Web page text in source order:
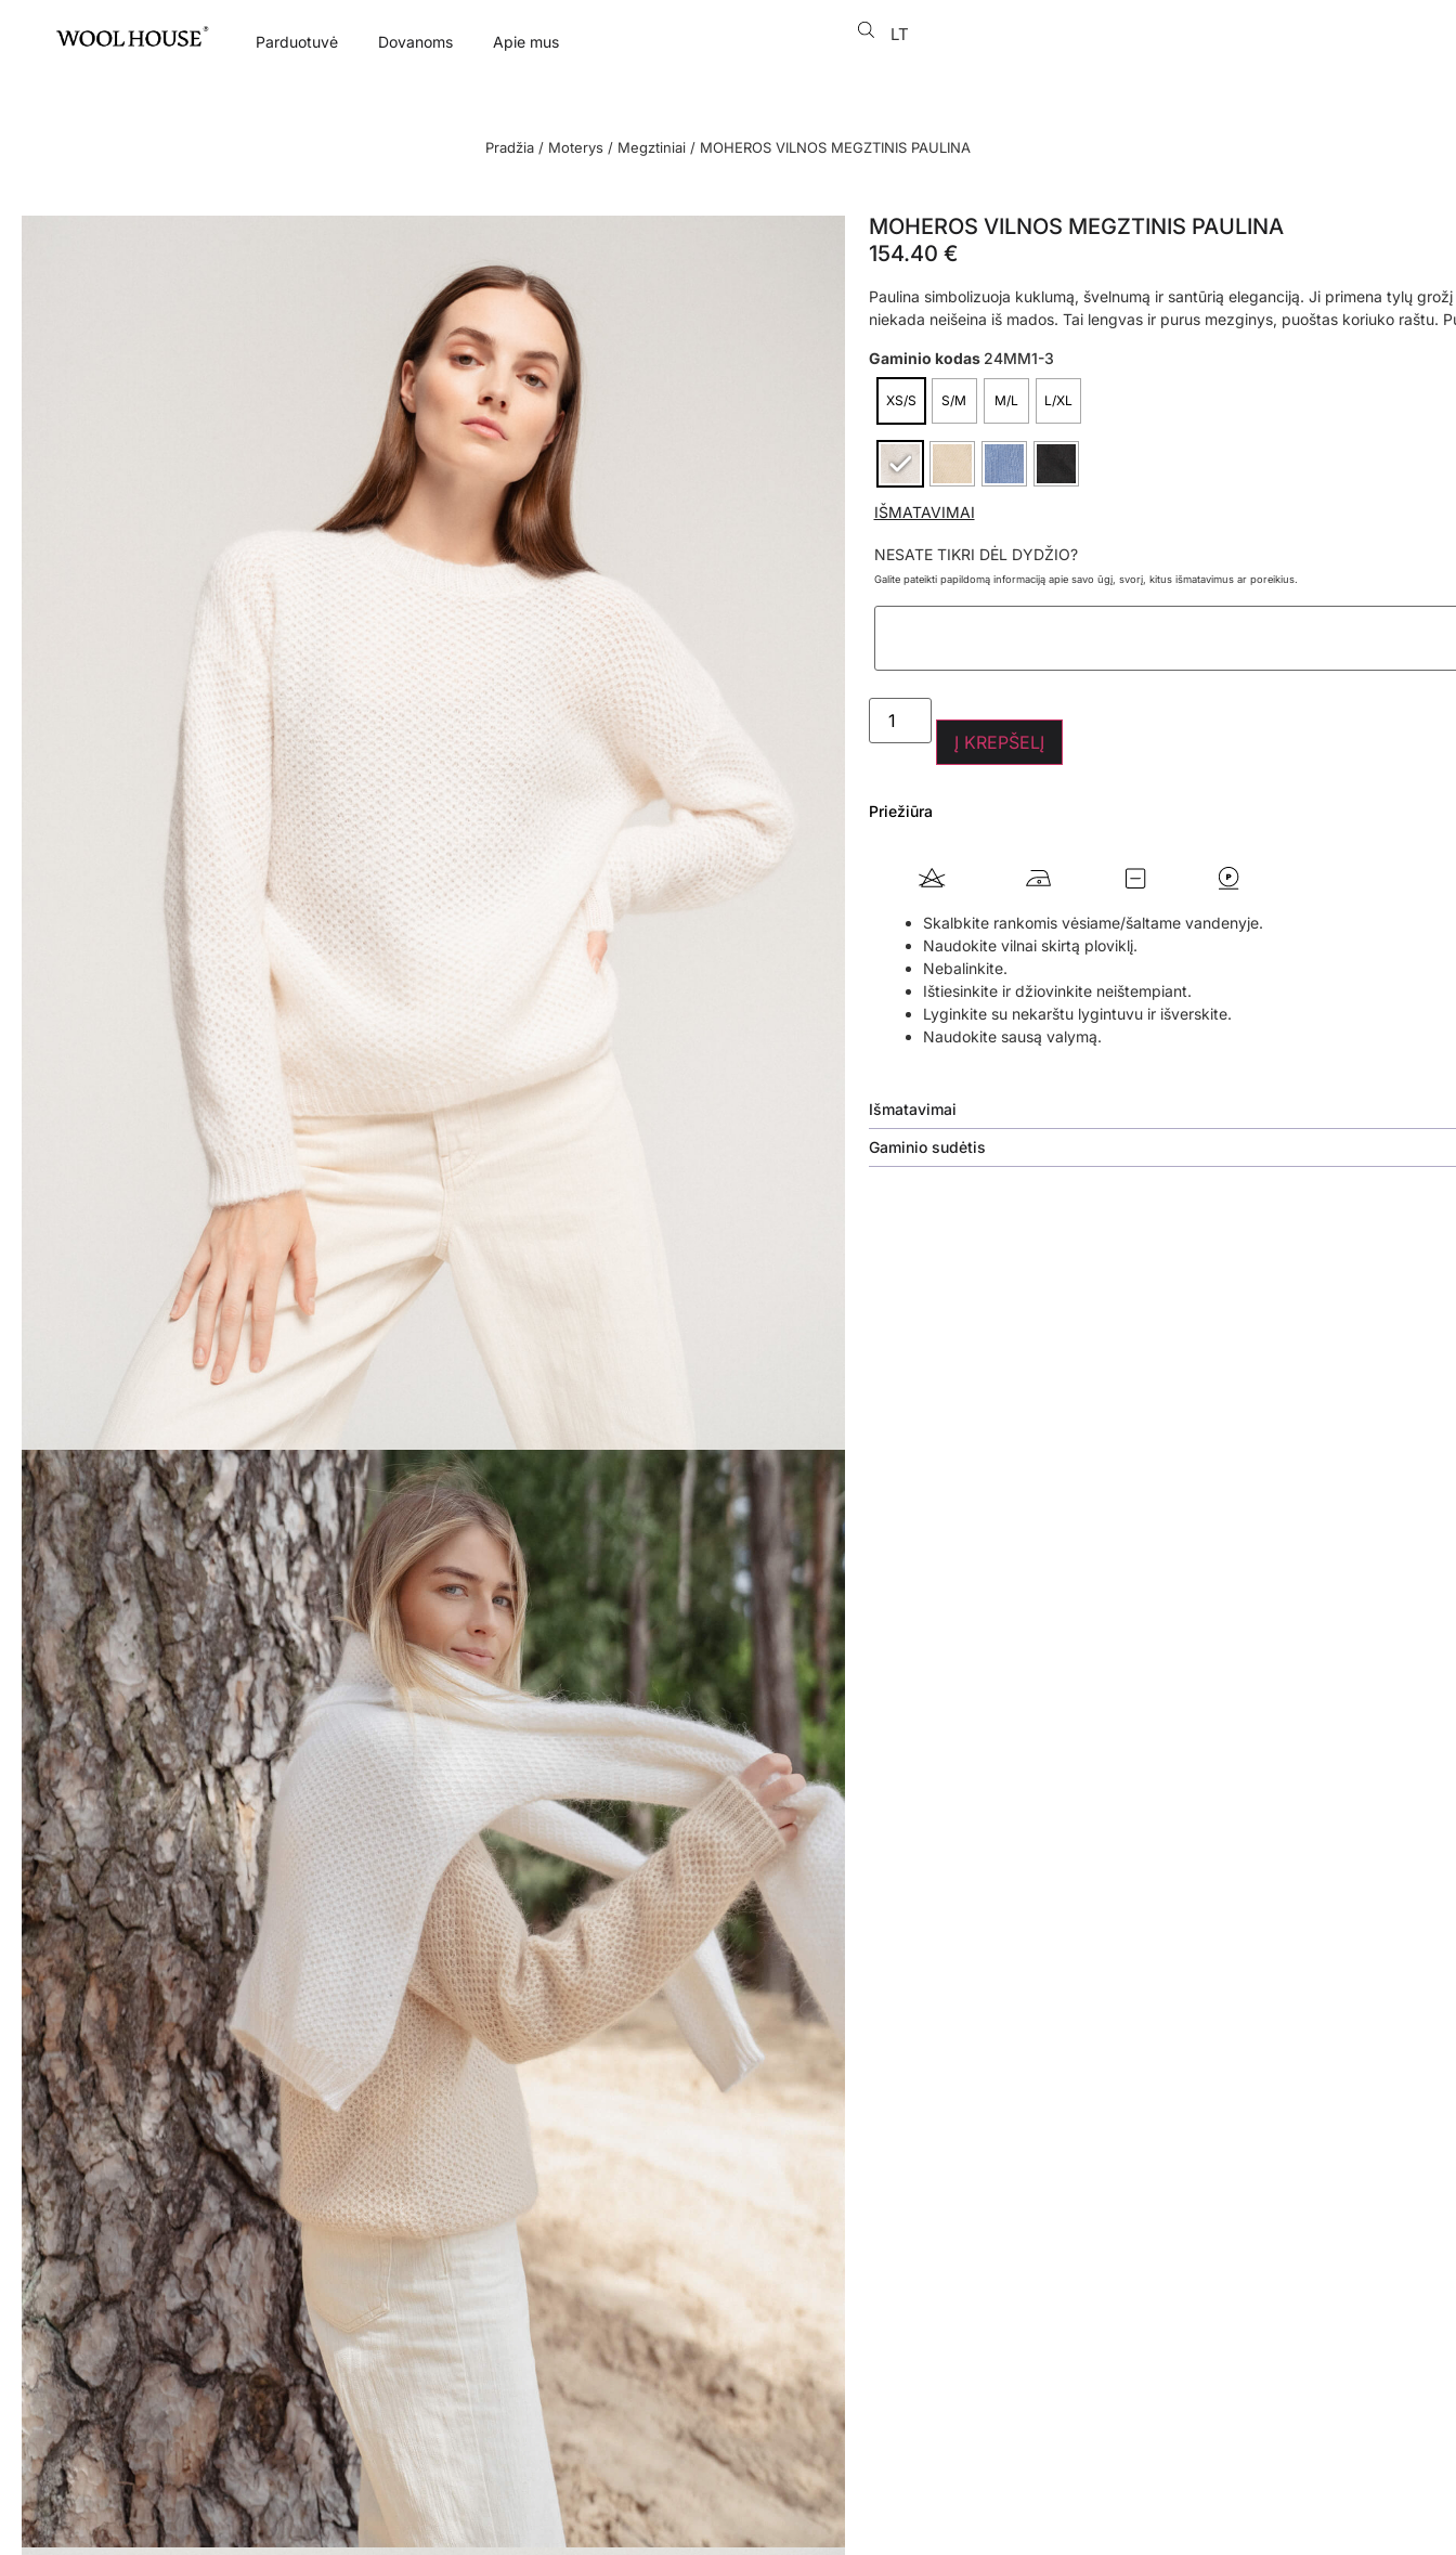
Parduotuvė Dovanoms Apie mus LT
EN
Pradžia / Moterys / Megztiniai / MOHEROS VILNOS MEGZTINIS PAULINA
MOHEROS VILNOS MEGZTINIS PAULINA
154.40 €
Paulina simbolizuoja kuklumą, švelnumą ir santūrią eleganciją. Ji primena tylų
niekada neišeina iš mados. Tai lengvas ir purus mezginys, puoštas koriuko raštu.
Gaminio kodas 24MM1-3
XS/S S/M M/L L/XL
IŠMATAVIMAI
NESATE TIKRI DĖL DYDŽIO?
Galite pateikti papildomą informaciją apie savo ūgį, svorį, kitus išmatavimus ar poreikius.
Į KREPŠELĮ
Priežiūra
Skalbkite rankomis vėsiame/šaltame vandenyje.
Naudokite vilnai skirtą ploviklį.
Nebalinkite.
Ištiesinkite ir džiovinkite neištempiant.
Lyginkite su nekarštu lygintuvu ir išverskite.
Naudokite sausą valymą.
Išmatavimai
Gaminio sudėtis